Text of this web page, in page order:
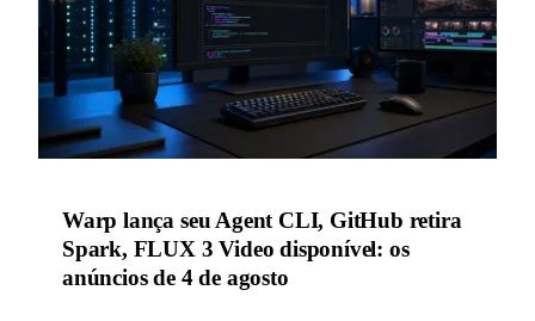
Warp lança seu Agent CLI, GitHub retira
Spark, FLUX 3 Video disponível: os
anúncios de 4 de agosto